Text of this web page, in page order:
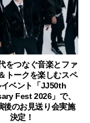
をつなぐ音楽とファ
トークを楽しむスペ
イベント「JJ50th
Fest 2026」で、
後のお見送り会実施
決定！